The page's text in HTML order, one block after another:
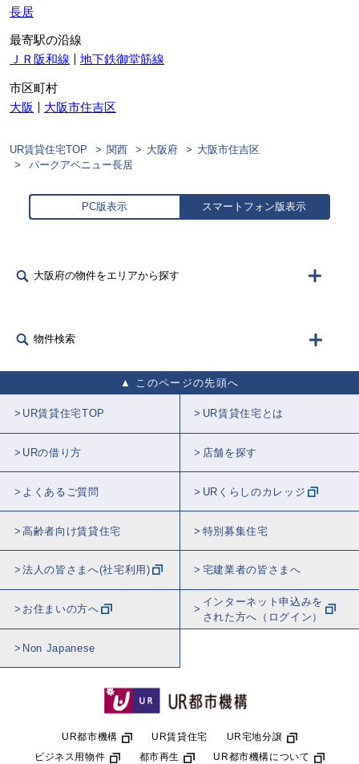
長居
最寄駅の沿線
ＪＲ阪和線
地下鉄御堂筋線
市区町村
大阪
大阪市住吉区
UR賃貸住宅TOP 関西 大阪府
大阪市住吉区
パークアベニュー長居
PC版表示 スマートフォン版表示
大阪府の物件をエリアから探す
物件検索
このページの先頭へ
UR賃貸住宅TOP UR賃貸住宅とは
URの借り方 店舗を探す
よくあるご質問 URくらしのカレッジ
高齢者向け賃貸住宅 特別募集住宅
法人の皆さまへ(社宅利用) 宅建業者の皆さまへ
お住まいの方へ
インターネット申込みを
された方へ（ログイン）
Non Japanese
UR都市機構 UR賃貸住宅
UR宅地分譲
ビジネス用物件
都市再生 UR都市機構について